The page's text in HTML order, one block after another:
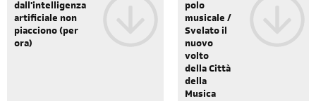
dall'intelligenza
artificiale non
piacciono (per
ora)
polo
musicale /
Svelato il
nuovo
volto
della Città
della
Musica